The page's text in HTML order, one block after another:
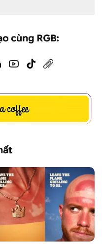
cùng RGB: